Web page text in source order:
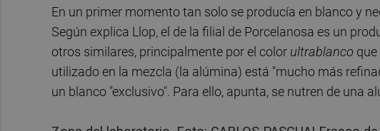
En un primer momento tan solo se producía en blanco y
Según explica Llop, el de la filial de Porcelanosa es un
otros similares, principalmente por el color ultrablanco
utilizado en la mezcla (la alúmina) está "mucho más
un blanco "exclusivo". Para ello, apunta, se nutren de una